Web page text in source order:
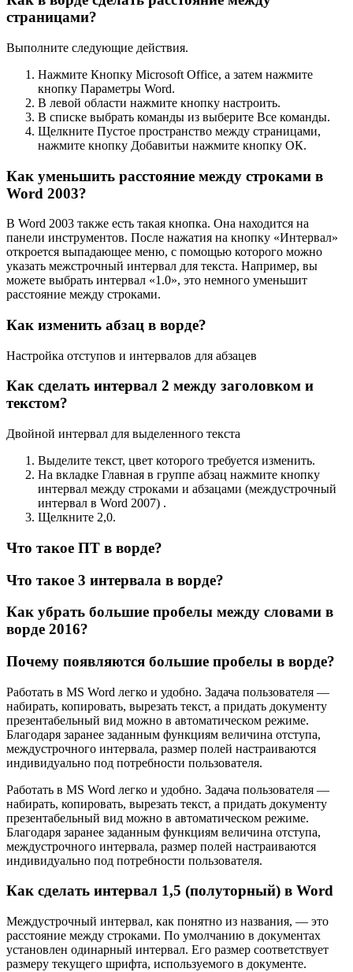
страницами?
Выполните следующие действия.
Нажмите Кнопку Microsoft Office, а затем нажмите
кнопку Параметры Word.
В левой области нажмите кнопку настроить.
В списке выбрать команды из выберите Все команды.
Щелкните Пустое пространство между страницами,
нажмите кнопку Добавитьи нажмите кнопку ОК.
Как уменьшить расстояние между строками в
Word 2003?
В Word 2003 также есть такая кнопка. Она находится на
панели инструментов. После нажатия на кнопку «Интервал»
откроется выпадающее меню, с помощью которого можно
указать межстрочный интервал для текста. Например, вы
можете выбрать интервал «1.0», это немного уменьшит
расстояние между строками.
Как изменить абзац в ворде?
Настройка отступов и интервалов для абзацев
Как сделать интервал 2 между заголовком и
текстом?
Двойной интервал для выделенного текста
Выделите текст, цвет которого требуется изменить.
На вкладке Главная в группе абзац нажмите кнопку
интервал между строками и абзацами (междустрочный
интервал в Word 2007) .
Щелкните 2,0.
Что такое ПТ в ворде?
Что такое 3 интервала в ворде?
Как убрать большие пробелы между словами в
ворде 2016?
Почему появляются большие пробелы в ворде?
Работать в MS Word легко и удобно. Задача пользователя —
набирать, копировать, вырезать текст, а придать документу
презентабельный вид можно в автоматическом режиме.
Благодаря заранее заданным функциям величина отступа,
междустрочного интервала, размер полей настраиваются
индивидуально под потребности пользователя.
Работать в MS Word легко и удобно. Задача пользователя —
набирать, копировать, вырезать текст, а придать документу
презентабельный вид можно в автоматическом режиме.
Благодаря заранее заданным функциям величина отступа,
междустрочного интервала, размер полей настраиваются
индивидуально под потребности пользователя.
Как сделать интервал 1,5 (полуторный) в Word
Междустрочный интервал, как понятно из названия, — это
расстояние между строками. По умолчанию в документах
установлен одинарный интервал. Его размер соответствует
размеру текущего шрифта, используемого в документе.